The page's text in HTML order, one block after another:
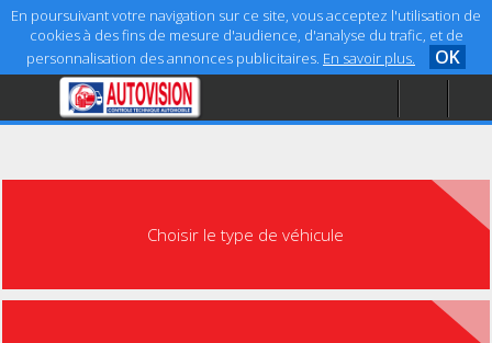
En poursuivant votre navigation sur ce site, vous acceptez l'utilisation de
cookies à des fins de mesure d'audience, d'analyse du trafic, et de
personnalisation des annonces publicitaires. En savoir plus. OK
Accueil
Aide
Choisir le type de véhicule